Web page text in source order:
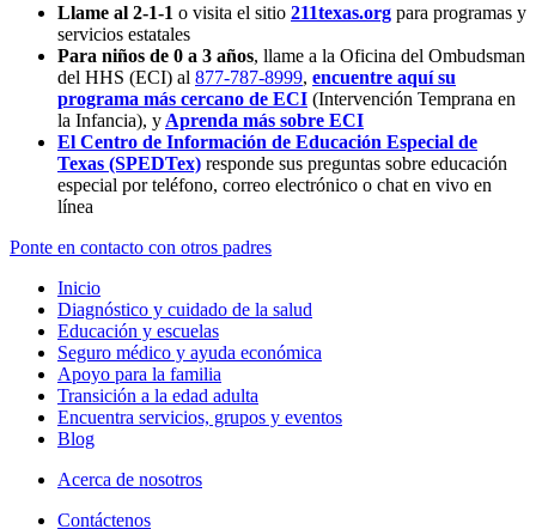
Llame al 2-1-1 o visita el sitio 211texas.org para programas y
servicios estatales
Para niños de 0 a 3 años, llame a la Oficina del Ombudsman
del HHS (ECI) al 877-787-8999, encuentre aquí su
programa más cercano de ECI (Intervención Temprana en
la Infancia), y Aprenda más sobre ECI
El Centro de Información de Educación Especial de
Texas (SPEDTex) responde sus preguntas sobre educación
especial por teléfono, correo electrónico o chat en vivo en
línea
Ponte en contacto con otros padres
Inicio
Diagnóstico y cuidado de la salud
Educación y escuelas
Seguro médico y ayuda económica
Apoyo para la familia
Transición a la edad adulta
Encuentra servicios, grupos y eventos
Blog
Acerca de nosotros
Contáctenos